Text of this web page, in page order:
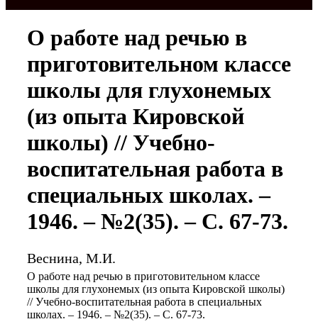
О работе над речью в
приготовительном классе
школы для глухонемых
(из опыта Кировской
школы) // Учебно-
воспитательная работа в
специальных школах. –
1946. – №2(35). – С. 67-73.
Веснина, М.И.
О работе над речью в приготовительном классе
школы для глухонемых (из опыта Кировской школы)
// Учебно-воспитательная работа в специальных
школах. – 1946. – №2(35). – С. 67-73.